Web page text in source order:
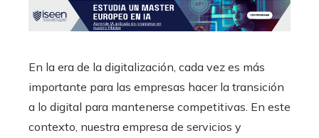
En la era de la digitalización, cada vez es más
importante para las empresas hacer la transición
a lo digital para mantenerse competitivas. En este
contexto, nuestra empresa de servicios y